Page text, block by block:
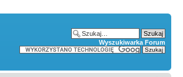
Wyszukiwarka Forum